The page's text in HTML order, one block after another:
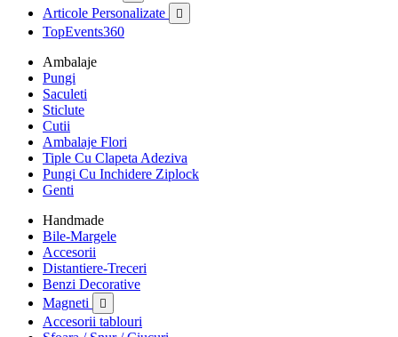
Articole Personalizate 
TopEvents360
Ambalaje
Pungi
Saculeti
Sticlute
Cutii
Ambalaje Flori
Tiple Cu Clapeta Adeziva
Pungi Cu Inchidere Ziplock
Genti
Handmade
Bile-Margele
Accesorii
Distantiere-Treceri
Benzi Decorative
Magneti

Accesorii tablouri